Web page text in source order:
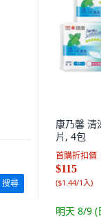
搜尋
康乃馨 清
片, 4包
首購折扣價
$115
($1.44/1入)
明天 8/9 (